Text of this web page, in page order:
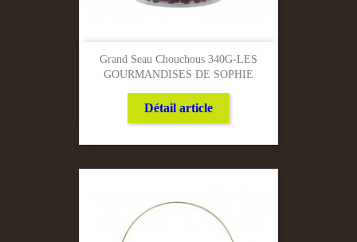
Grand Seau Chouchous 340G-LES
GOURMANDISES DE SOPHIE
Détail article